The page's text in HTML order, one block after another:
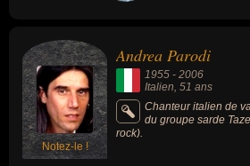
Notez-le !
Andrea Parodi
1955 - 2006
Italien, 51 ans
Chanteur italien de
du groupe sarde
rock).